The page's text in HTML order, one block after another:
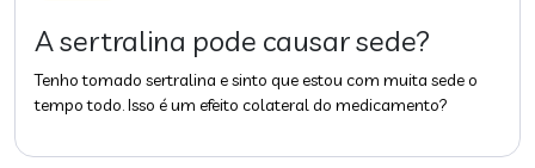
A sertralina pode causar sede?
Tenho tomado sertralina e sinto que estou com muita sede o
tempo todo. Isso é um efeito colateral do medicamento?